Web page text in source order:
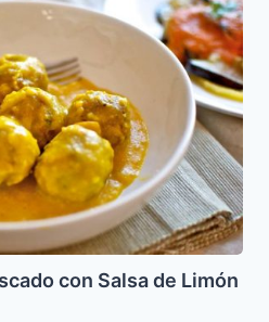
con Salsa de Limón